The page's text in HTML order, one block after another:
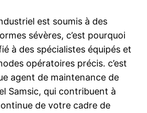
est soumis à des
sévères, c’est pourquoi
à des spécialistes équipés et
opératoires précis. c’est
agent de maintenance de
Samsic, qui contribuent à
de votre cadre de